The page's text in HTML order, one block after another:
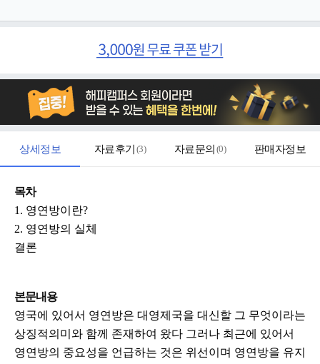
상세정보 자료후기 (3) 자료문의 (0) 판매자정보
목차
1. 영연방이란?
2. 영연방의 실체
결론
본문내용
영국에 있어서 영연방은 대영제국을 대신할 그 무엇이라는
상징적의미와 함께 존재하여 왔다 그러나 최근에 있어서
영연방의 중요성을 언급하는 것은 위선이며 영연방을 유지